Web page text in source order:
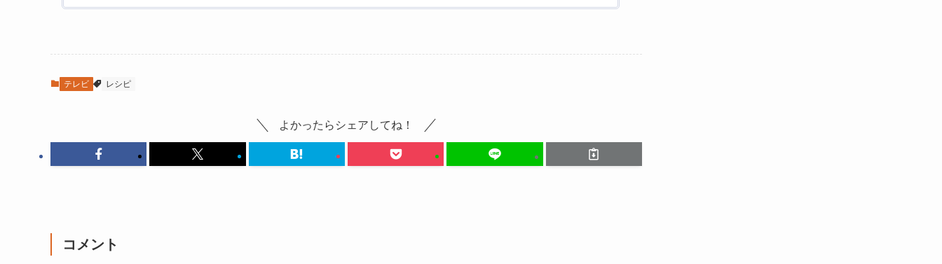
テレビ レシピ
よかったらシェアしてね！
コメント